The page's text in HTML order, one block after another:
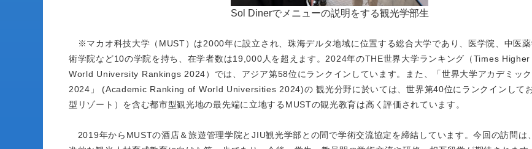
Sol Dinerでメニューの説明をする観光学部生
※マカオ科技大学（MUST）は2000年に設立され、珠海デルタ地域に位置する総合大学であり、医学院、中医
術学院など10の学院を持ち、在学者数は19,000人を超えます。2024年のTHE世界大学ランキング（Times
World University Rankings 2024）では、アジア第58位にランクインしています。また、「世界大学アカデミッ
2024」 (Academic Ranking of World Universities 2024)の 観光分野に於いては、世界第40位にランクインして
型リゾート）を含む都市型観光地の最先端に立地するMUSTの観光教育は高く評価されています。
2019年からMUSTの酒店＆旅遊管理学院とJIU観光学部との間で学術交流協定を締結しています。今回の訪問は